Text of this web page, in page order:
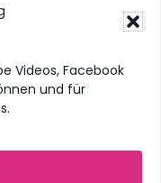
Videos, Facebook
und für